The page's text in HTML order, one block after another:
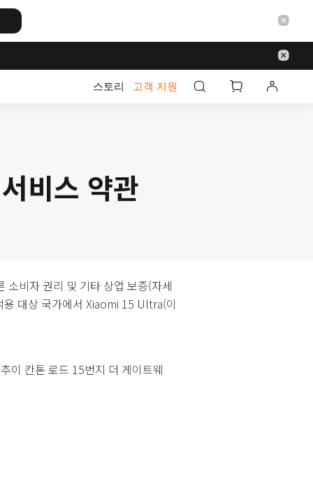
스토리 고객 지원
비스 약관
비자 권리 및 기타 상업 보증(자세
대상 국가에서 Xiaomi 15 Ultra(이
이 칸톤 로드 15번지 더 게이트웨